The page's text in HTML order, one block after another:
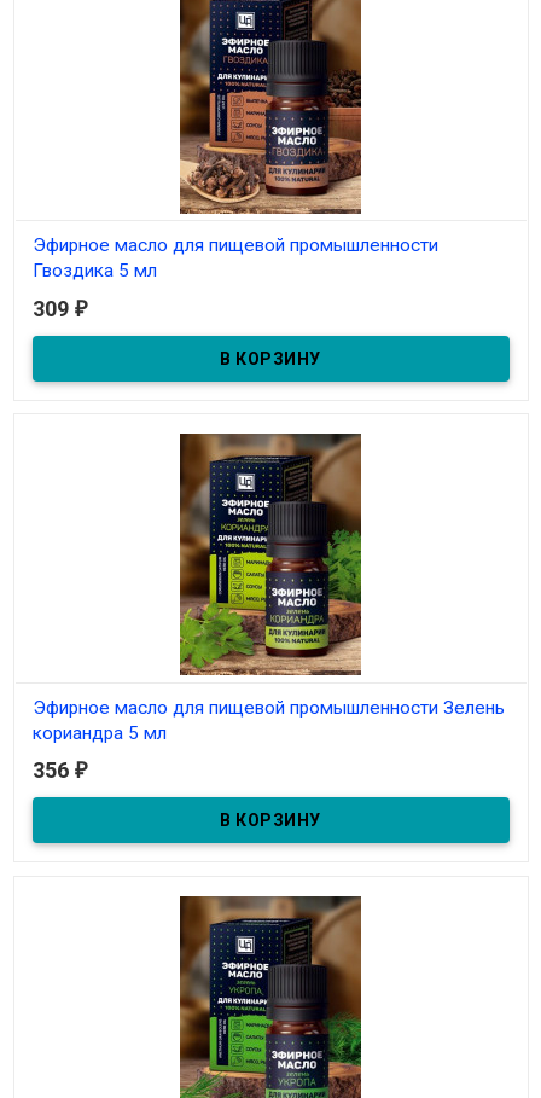
Эфирное масло для пищевой промышленности
Гвоздика 5 мл
В наличии
Натуральное эфирное масло для кулинарии.
309 ₽
Эфирное масло для пищевой промышленности Зелень
кориандра 5 мл
В наличии
Эфирное масло для пищевой промышленности Зелень
356 ₽